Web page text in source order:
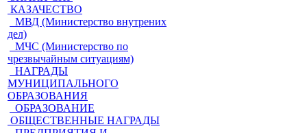
КАЗАЧЕСТВО
МВД (Министерство внутрених
дел)
МЧС (Министерство по
чрезвычайным ситуациям)
НАГРАДЫ
МУНИЦИПАЛЬНОГО
ОБРАЗОВАНИЯ
ОБРАЗОВАНИЕ
ОБЩЕСТВЕННЫЕ НАГРАДЫ